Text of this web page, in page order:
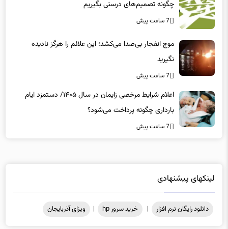
7 ساعت پیش
نگیرید
7 ساعت پیش
بارداری چگونه پرداخت می‌شود؟
7 ساعت پیش
دانلود رایگان نرم افزار